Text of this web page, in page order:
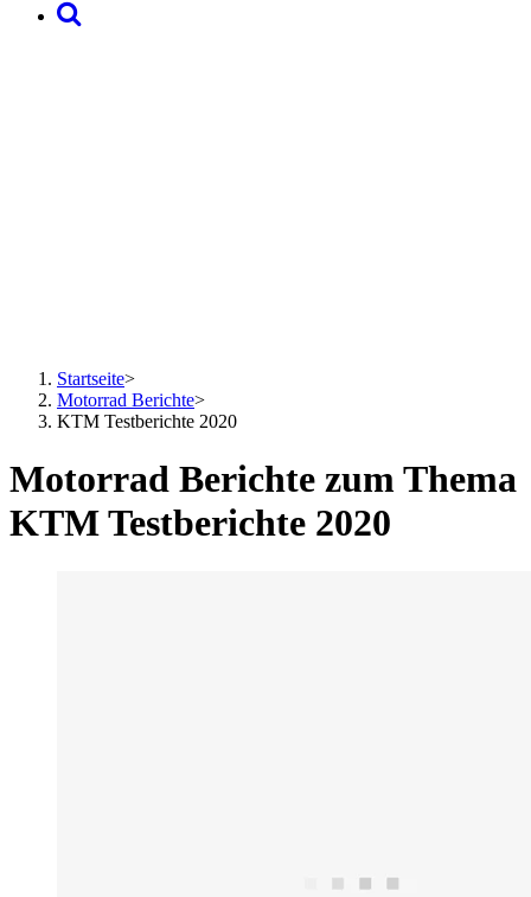
Startseite>
Motorrad Berichte>
KTM Testberichte 2020
Motorrad Berichte zum Thema
KTM Testberichte 2020